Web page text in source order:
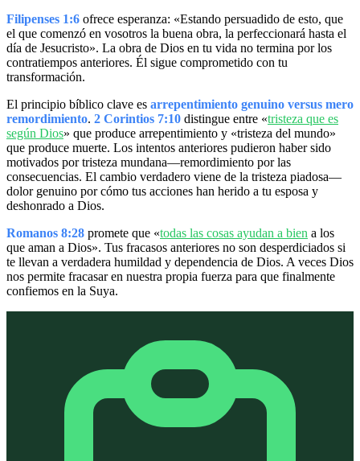
Filipenses 1:6 ofrece esperanza: «Estando persuadido de esto, que
el que comenzó en vosotros la buena obra, la perfeccionará hasta el
día de Jesucristo». La obra de Dios en tu vida no termina por los
contratiempos anteriores. Él sigue comprometido con tu
transformación.
El principio bíblico clave es arrepentimiento genuino versus mero
remordimiento. 2 Corintios 7:10 distingue entre «tristeza que es
según Dios» que produce arrepentimiento y «tristeza del mundo»
que produce muerte. Los intentos anteriores pudieron haber sido
motivados por tristeza mundana—remordimiento por las
consecuencias. El cambio verdadero viene de la tristeza piadosa—
dolor genuino por cómo tus acciones han herido a tu esposa y
deshonrado a Dios.
Romanos 8:28 promete que «todas las cosas ayudan a bien a los
que aman a Dios». Tus fracasos anteriores no son desperdiciados si
te llevan a verdadera humildad y dependencia de Dios. A veces Dios
nos permite fracasar en nuestra propia fuerza para que finalmente
confiemos en la Suya.